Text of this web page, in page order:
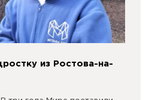
из Ростова-на-